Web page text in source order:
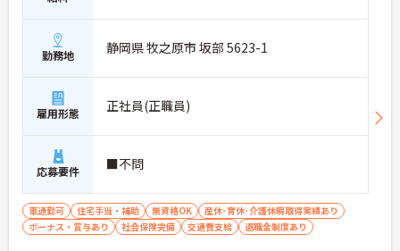
勤務地 静岡県 牧之原市 坂部 5623-1
雇用形態 正社員(正職員)
応募要件 ■不問
車通勤可 住宅手当・補助 無資格OK
産休･育休･介護休暇取得実績あり
ボーナス・賞与あり
社会保険完備 交通費支給 退職金制度あり